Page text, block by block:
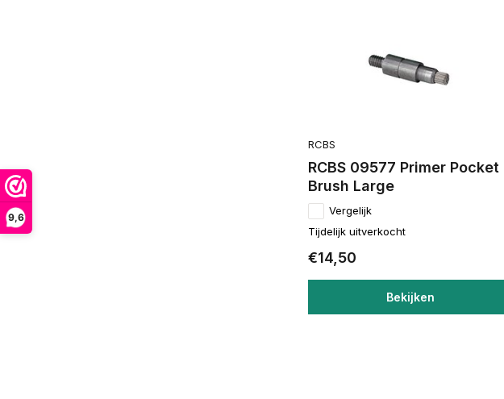
9,6
RCBS
RCBS 09577 Primer Pocket
Brush Large
Vergelijk
Tijdelijk uitverkocht
€14,50
Bekijken